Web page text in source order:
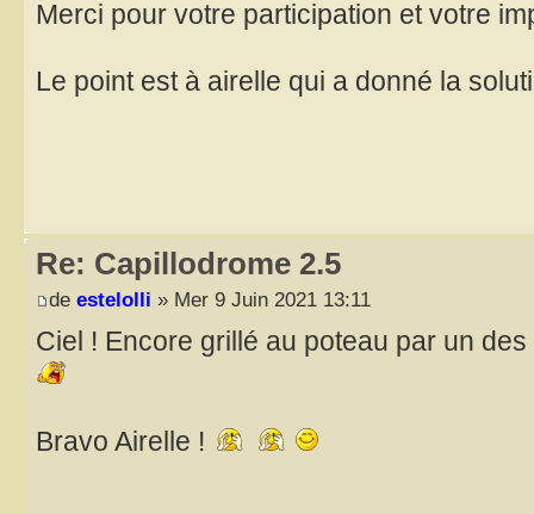
Merci pour votre participation et votre
Le point est à airelle qui a donné la
Re: Capillodrome 2.5
de estelolli » Mer 9 Juin 2021 13:11
Ciel ! Encore grillé au poteau par un
Bravo Airelle !